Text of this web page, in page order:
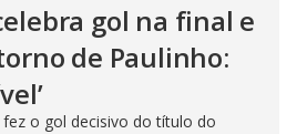
gol na final e
de Paulinho:
o gol decisivo do título do